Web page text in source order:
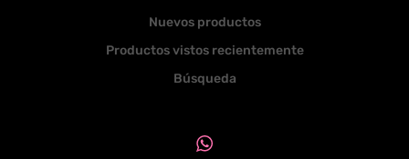
Nuevos productos
Productos vistos recientemente
Búsqueda